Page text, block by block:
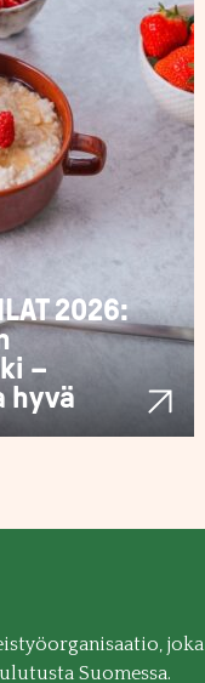
2026:
–
hyvä
joka
Suomessa.